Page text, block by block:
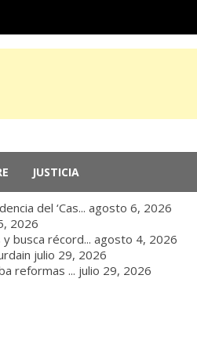
JUSTICIA
del ‘Cas... agosto 6, 2026
2026
busca récord... agosto 4, 2026
julio 29, 2026
reformas ... julio 29, 2026